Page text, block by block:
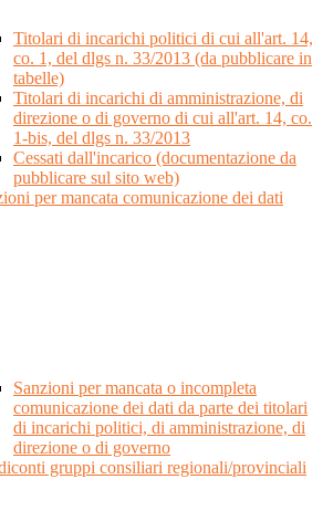
Titolari di incarichi politici di cui all'art. 14,
co. 1, del dlgs n. 33/2013 (da pubblicare in
tabelle)
Titolari di incarichi di amministrazione, di
direzione o di governo di cui all'art. 14, co.
1-bis, del dlgs n. 33/2013
Cessati dall'incarico (documentazione da
pubblicare sul sito web)
per mancata comunicazione dei dati
Sanzioni per mancata o incompleta
comunicazione dei dati da parte dei titolari
di incarichi politici, di amministrazione, di
direzione o di governo
gruppi consiliari regionali/provinciali